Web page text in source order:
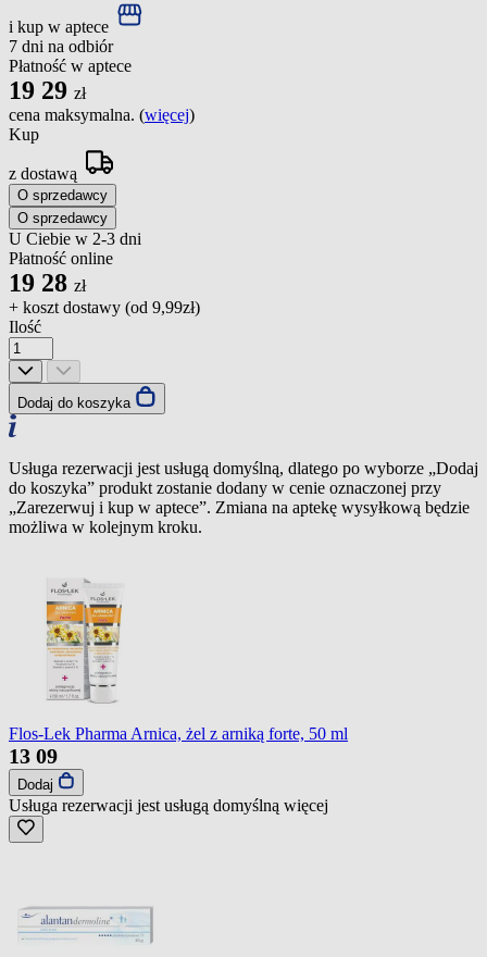
i kup w aptece
7 dni na odbiór
Płatność w aptece
19 29 zł
cena maksymalna. (więcej)
Kup
z dostawą
O sprzedawcy
O sprzedawcy
U Ciebie w 2-3 dni
Płatność online
19 28 zł
+ koszt dostawy (od 9,99zł)
Ilość
Dodaj do koszyka
Usługa rezerwacji jest usługą domyślną, dlatego po wyborze „Dodaj
do koszyka” produkt zostanie dodany w cenie oznaczonej przy
„Zarezerwuj i kup w aptece”. Zmiana na aptekę wysyłkową będzie
możliwa w kolejnym kroku.
Flos-Lek Pharma Arnica, żel z arniką forte, 50 ml
13 09
Dodaj
Usługa rezerwacji jest usługą domyślną więcej